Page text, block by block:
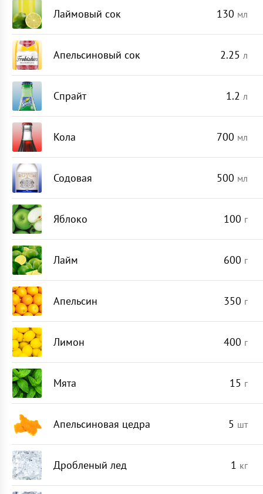
Лаймовый сок 130 мл
Апельсиновый сок 2.25 л
Спрайт 1.2 л
Кола 700 мл
Содовая 500 мл
Яблоко 100 г
Лайм 600 г
Апельсин 350 г
Лимон 400 г
Мята 15 г
Апельсиновая цедра 5 шт
Дробленый лед 1 кг